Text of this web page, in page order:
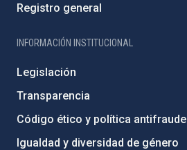
Registro general
INFORMACIÓN INSTITUCIONAL
Legislación
Transparencia
Código ético y política antifraude
Igualdad y diversidad de género